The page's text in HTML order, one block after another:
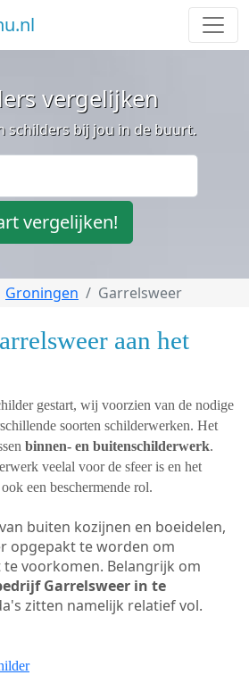
vergelijken
schilders bij jou in de buurt.
vergelijken!
Groningen Garrelsweer
aan het
gestart, wij voorzien van de nodige
soorten schilderwerken. Het
binnen- en buitenschilderwerk.
veelal voor de sfeer is en het
een beschermende rol.
buiten kozijnen en boeidelen,
opgepakt te worden om
voorkomen. Belangrijk om
Garrelsweer in te
zitten namelijk relatief vol.